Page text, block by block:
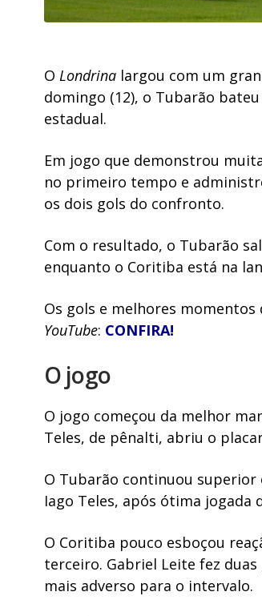
OLondrina largou com um
domingo (12), o Tubarão
estadual.
Em jogo que demonstrou
no primeiro tempo e
os dois gols do confronto.
Com o resultado, o Tubarão
enquanto o Coritiba está na
Os gols e melhores momentos
YouTube: CONFIRA!
O jogo
O jogo começou da melhor
Teles, de pênalti, abriu o
O Tubarão continuou superior
Iago Teles, após ótima jogada
O Coritiba pouco esboçou
terceiro. Gabriel Leite fez
mais adverso para o intervalo.